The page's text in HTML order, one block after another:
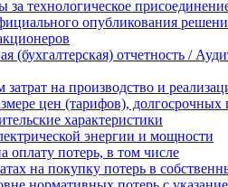
за технологическое
опубликования
(бухгалтерская) отчетность /
затрат на производство и
цен (тарифов), долгосрочных
характеристики
энергии и мощности
оплату потерь, в том числе
на покупку потерь в